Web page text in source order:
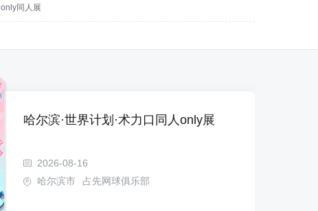
only同人展
哈尔滨·世界计划·术力口同人only展
2026-08-16
哈尔滨市
占先网球俱乐部